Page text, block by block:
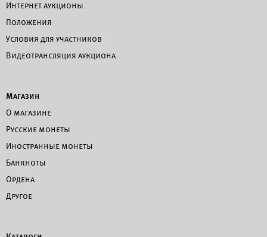
Интернет аукционы.
Положения
Условия для участников
Видеотрансляция аукциона
Магазин
О магазине
Русские монеты
Иностранные монеты
Банкноты
Ордена
Другое